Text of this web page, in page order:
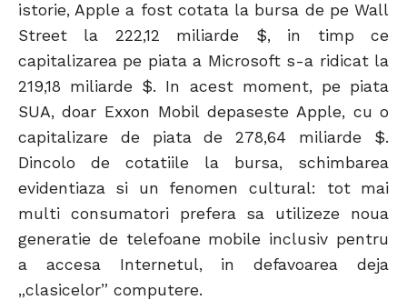
istorie, Apple a fost cotata la bursa de pe Wall
Street la 222,12 miliarde $, in timp ce
capitalizarea pe piata a Microsoft s-a ridicat la
219,18 miliarde $. In acest moment, pe piata
SUA, doar Exxon Mobil depaseste Apple, cu o
capitalizare de piata de 278,64 miliarde $.
Dincolo de cotatiile la bursa, schimbarea
evidentiaza si un fenomen cultural: tot mai
multi consumatori prefera sa utilizeze noua
generatie de telefoane mobile inclusiv pentru
a accesa Internetul, in defavoarea deja
„clasicelor” computere.